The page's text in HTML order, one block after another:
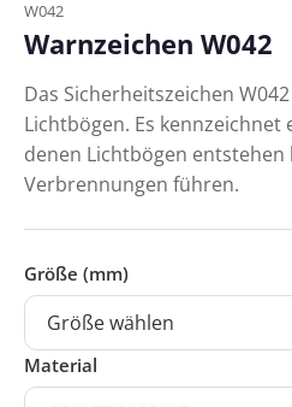
W042
Warnzeichen W042
Das Sicherheitszeichen
Lichtbögen. Es kennzeichnet
denen Lichtbögen
Verbrennungen führen.
Größe (mm)
Material